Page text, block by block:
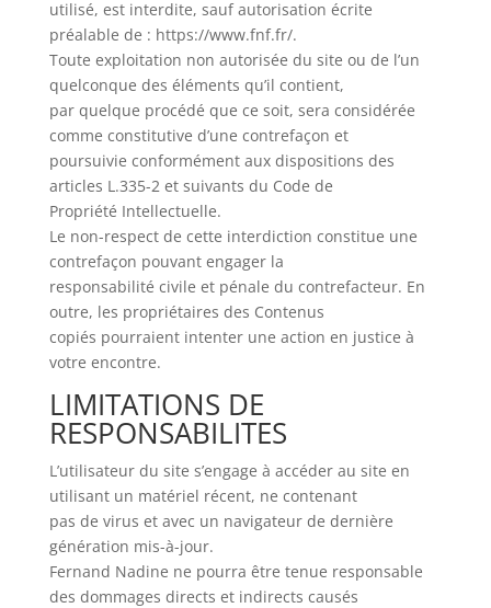
utilisé, est interdite, sauf autorisation écrite
préalable de : https://www.fnf.fr/.
Toute exploitation non autorisée du site ou de l’un
quelconque des éléments qu’il contient,
par quelque procédé que ce soit, sera considérée
comme constitutive d’une contrefaçon et
poursuivie conformément aux dispositions des
articles L.335-2 et suivants du Code de
Propriété Intellectuelle.
Le non-respect de cette interdiction constitue une
contrefaçon pouvant engager la
responsabilité civile et pénale du contrefacteur. En
outre, les propriétaires des Contenus
copiés pourraient intenter une action en justice à
votre encontre.
LIMITATIONS DE
RESPONSABILITES
L’utilisateur du site s’engage à accéder au site en
utilisant un matériel récent, ne contenant
pas de virus et avec un navigateur de dernière
génération mis-à-jour.
Fernand Nadine ne pourra être tenue responsable
des dommages directs et indirects causés